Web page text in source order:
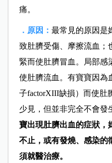
痛。
．原因： 最常見的原因是
致肚臍受傷、摩擦流血；
緊而使肚臍冒血。局部感
使肚臍流血。有寶寶因為
子factorXIII缺損）而使肚
少見，但並非完全不會發
寶出現肚臍出血的症狀，
不止，或有發燒、感染的
須就醫治療。